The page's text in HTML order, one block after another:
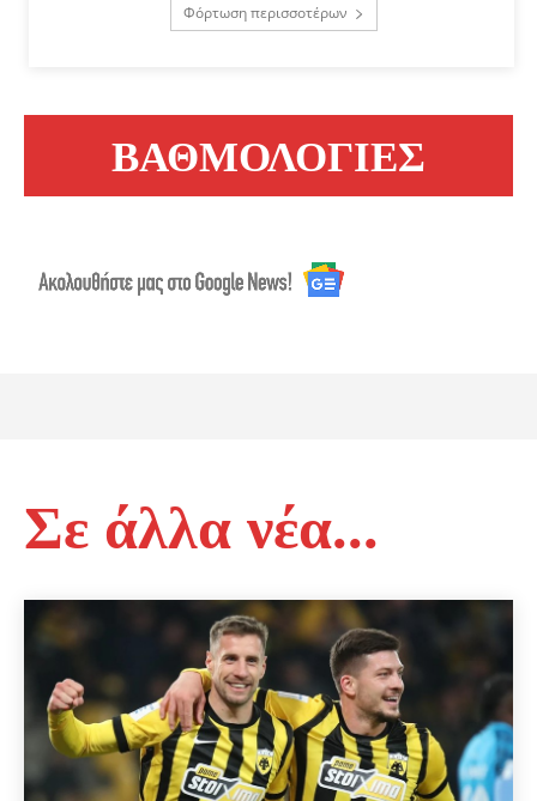
Φόρτωση περισσοτέρων
ΒΑΘΜΟΛΟΓΙΕΣ
Σε άλλα νέα...